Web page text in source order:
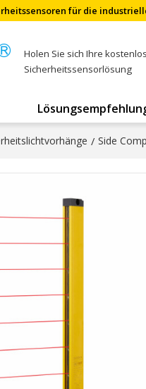
für die
Holen Sie sich Ihre
Sicherheitssensorlösung
/ Side